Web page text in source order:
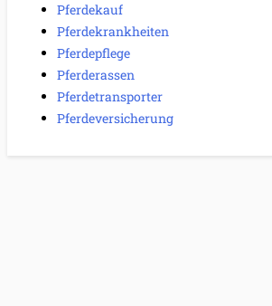
Pferdekauf
Pferdekrankheiten
Pferdepflege
Pferderassen
Pferdetransporter
Pferdeversicherung